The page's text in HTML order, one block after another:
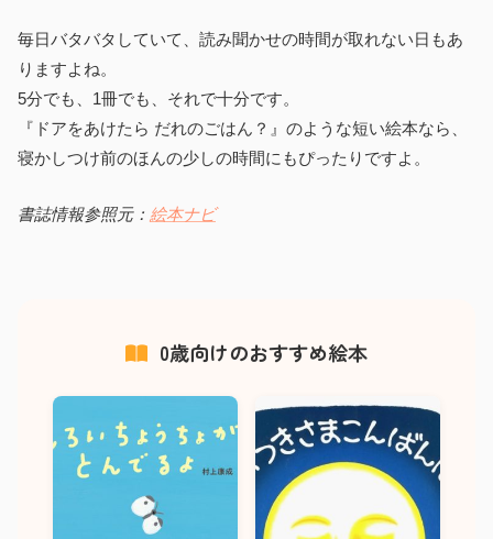
毎日バタバタしていて、読み聞かせの時間が取れない日もあ
りますよね。
5分でも、1冊でも、それで十分です。
『ドアをあけたら だれのごはん？』のような短い絵本なら、
寝かしつけ前のほんの少しの時間にもぴったりですよ。
書誌情報参照元： 絵本ナビ
0歳向けのおすすめ絵本